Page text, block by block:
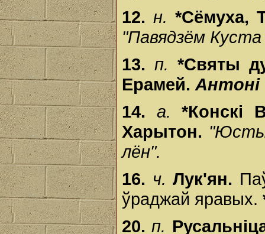
12.н.*Сёмуха,
"Павядзём Куста
13. п. *Святы
Ерамей. Антоні
14. а.*Конскі
Харытон.
лён".
16. ч.Лук'ян.
ўраджай яравых.
20.п.